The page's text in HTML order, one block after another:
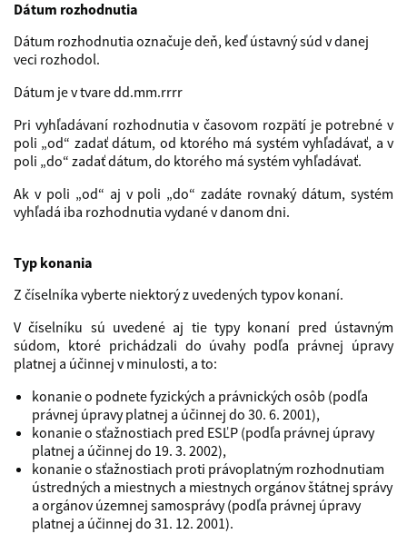
Dátum rozhodnutia
Dátum rozhodnutia označuje deň, keď ústavný súd v danej
veci rozhodol.
Dátum je v tvare dd.mm.rrrr
Pri vyhľadávaní rozhodnutia v časovom rozpätí je potrebné v
poli „od“ zadať dátum, od ktorého má systém vyhľadávať, a v
poli „do“ zadať dátum, do ktorého má systém vyhľadávať.
Ak v poli „od“ aj v poli „do“ zadáte rovnaký dátum, systém
vyhľadá iba rozhodnutia vydané v danom dni.
Typ konania
Z číselníka vyberte niektorý z uvedených typov konaní.
V číselníku sú uvedené aj tie typy konaní pred ústavným
súdom, ktoré prichádzali do úvahy podľa právnej úpravy
platnej a účinnej v minulosti, a to:
konanie o podnete fyzických a právnických osôb (podľa
právnej úpravy platnej a účinnej do 30. 6. 2001),
konanie o sťažnostiach pred ESĽP (podľa právnej úpravy
platnej a účinnej do 19. 3. 2002),
konanie o sťažnostiach proti právoplatným rozhodnutiam
ústredných a miestnych a miestnych orgánov štátnej správy
a orgánov územnej samosprávy (podľa právnej úpravy
platnej a účinnej do 31. 12. 2001).